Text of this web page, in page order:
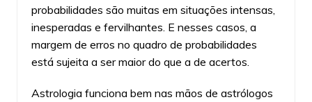
probabilidades são muitas em situações intensas,
inesperadas e fervilhantes. E nesses casos, a
margem de erros no quadro de probabilidades
está sujeita a ser maior do que a de acertos.
Astrologia funciona bem nas mãos de astrólogos